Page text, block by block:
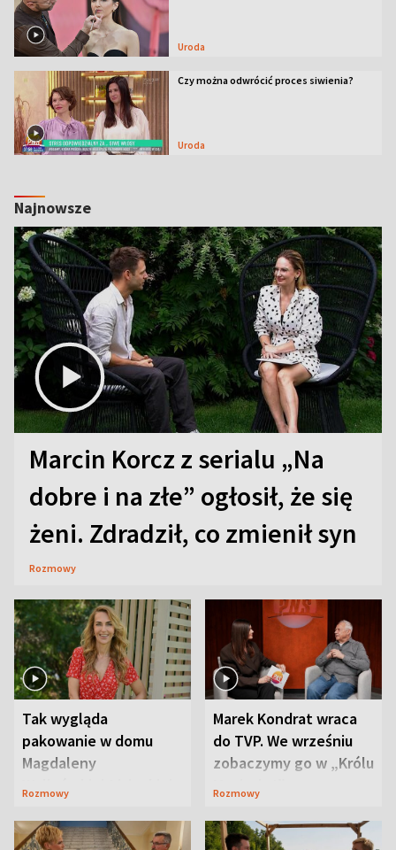
Uroda
Czy można odwrócić proces siwienia?
Uroda
Najnowsze
Marcin Korcz z serialu „Na
dobre i na złe” ogłosił, że się
żeni. Zdradził, co zmienił syn
Rozmowy
Tak wygląda
pakowanie w domu
Magdaleny
Waligórskiej-Lisieckiej.
Rozmowy
Marek Kondrat wraca
do TVP. We wrześniu
zobaczymy go w „Królu
Maciusiu I”
Rozmowy